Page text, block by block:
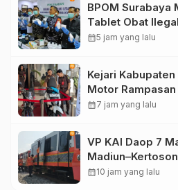
BPOM Surabaya
Tablet Obat
Cegah
calendar_month5 jam yang lalu
Kejari
Motor
Penawaran
calendar_month7 jam yang lalu
VP KAI Daop 7
Keselamatan
calendar_month10 jam yang lalu